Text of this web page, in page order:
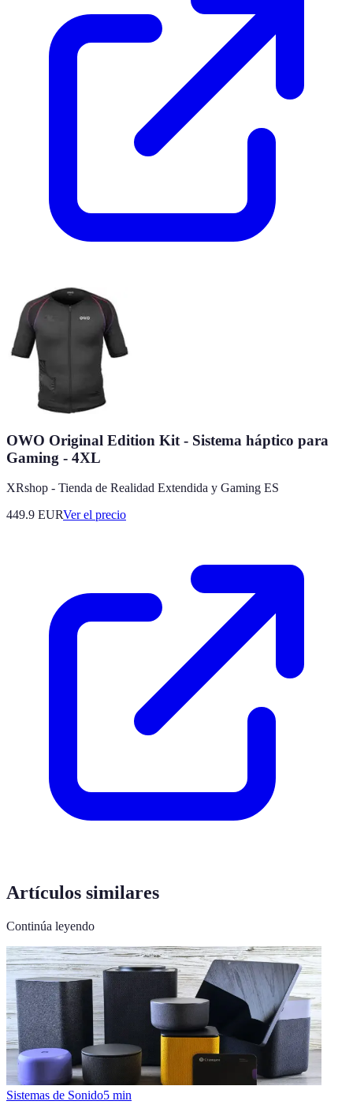
OWO Original Edition Kit - Sistema háptico para
Gaming - 4XL
XRshop - Tienda de Realidad Extendida y Gaming ES
449.9 EURVer el precio
Artículos similares
Continúa leyendo
Sistemas de Sonido5 min